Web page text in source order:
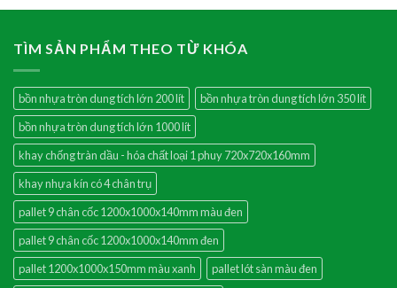
TÌM SẢN PHẨM THEO TỪ KHÓA
bồn nhựa tròn dung tích lớn 200 lít
bồn nhựa tròn dung tích lớn 350 lít
bồn nhựa tròn dung tích lớn 1000 lít
khay chống tràn dầu - hóa chất loại 1 phuy 720x720x160mm
khay nhựa kín có 4 chân trụ
pallet 9 chân cốc 1200x1000x140mm màu đen
pallet 9 chân cốc 1200x1000x140mm đen
pallet 1200x1000x150mm màu xanh
pallet lót sàn màu đen